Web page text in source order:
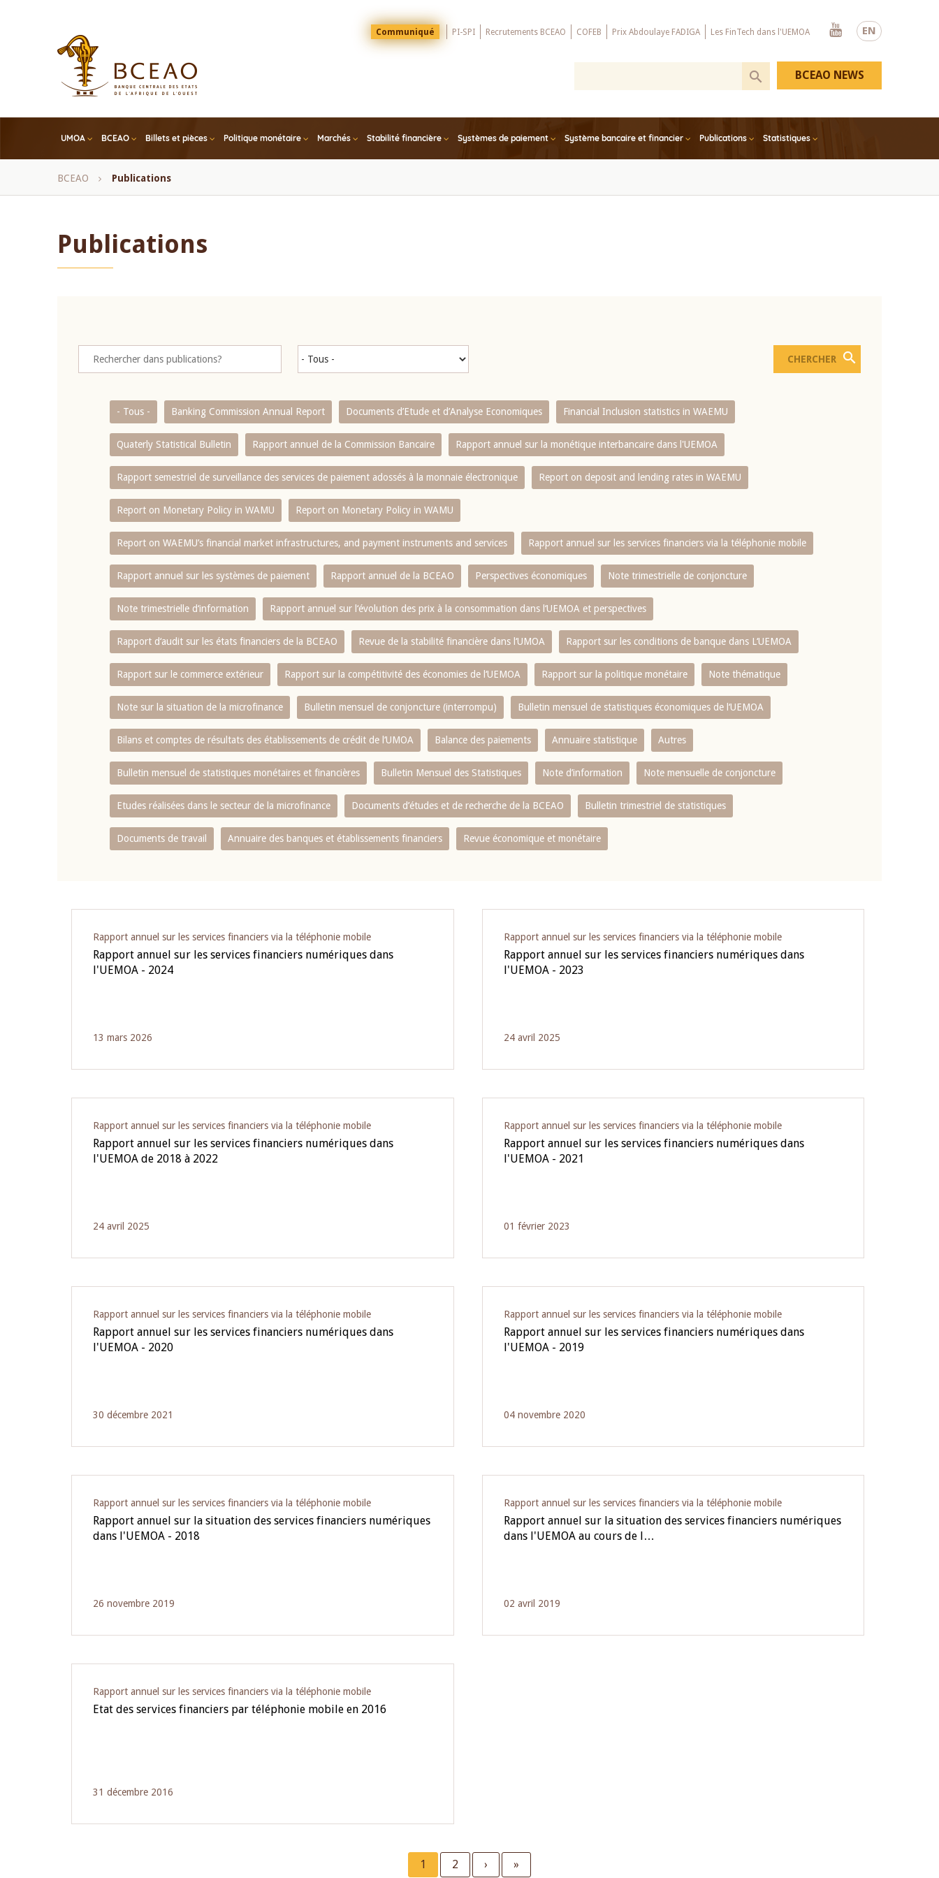
EN
Menu
Top
Communiqué PI-SPI Recrutements BCEAO COFEB Prix Abdoulaye FADIGA Les FinTech dans l'UEMOA
Youtube
UMOA BCEAO Billets et pièces Politique monétaire Marchés Stabilité financière Systèmes de paiement Système bancaire et financier Publications Statistiques
BCEAO NEWS
Fil
BCEAO Publications
Publications
- Tous - Banking Commission Annual Report Documents d’Etude et d’Analyse Economiques Financial Inclusion statistics in WAEMU
Quaterly Statistical Bulletin Rapport annuel de la Commission Bancaire Rapport annuel sur la monétique interbancaire dans l'UEMOA
Rapport semestriel de surveillance des services de paiement adossés à la monnaie électronique Report on deposit and lending rates in WAEMU
Report on Monetary Policy in WAMU Report on Monetary Policy in WAMU
Report on WAEMU’s financial market infrastructures, and payment instruments and services Rapport annuel sur les services financiers via la téléphonie mobile
Rapport annuel sur les systèmes de paiement Rapport annuel de la BCEAO Perspectives économiques Note trimestrielle de conjoncture
Note trimestrielle d‘information Rapport annuel sur l‘évolution des prix à la consommation dans l‘UEMOA et perspectives
Rapport d‘audit sur les états financiers de la BCEAO Revue de la stabilité financière dans l‘UMOA Rapport sur les conditions de banque dans L‘UEMOA
Rapport sur le commerce extérieur Rapport sur la compétitivité des économies de l‘UEMOA Rapport sur la politique monétaire Note thématique
Note sur la situation de la microfinance Bulletin mensuel de conjoncture (interrompu) Bulletin mensuel de statistiques économiques de l‘UEMOA
Bilans et comptes de résultats des établissements de crédit de l‘UMOA Balance des paiements Annuaire statistique Autres
Bulletin mensuel de statistiques monétaires et financières Bulletin Mensuel des Statistiques Note d’information Note mensuelle de conjoncture
Etudes réalisées dans le secteur de la microfinance Documents d’études et de recherche de la BCEAO Bulletin trimestriel de statistiques
Documents de travail Annuaire des banques et établissements financiers Revue économique et monétaire
Rapport annuel sur les services financiers via la téléphonie mobile
Rapport annuel sur les services financiers numériques dans
l'UEMOA - 2024
13 mars 2026
Rapport annuel sur les services financiers via la téléphonie mobile
Rapport annuel sur les services financiers numériques dans
l'UEMOA - 2023
24 avril 2025
Rapport annuel sur les services financiers via la téléphonie mobile
Rapport annuel sur les services financiers numériques dans
l'UEMOA de 2018 à 2022
24 avril 2025
Rapport annuel sur les services financiers via la téléphonie mobile
Rapport annuel sur les services financiers numériques dans
l'UEMOA - 2021
01 février 2023
Rapport annuel sur les services financiers via la téléphonie mobile
Rapport annuel sur les services financiers numériques dans
l'UEMOA - 2020
30 décembre 2021
Rapport annuel sur les services financiers via la téléphonie mobile
Rapport annuel sur les services financiers numériques dans
l'UEMOA - 2019
04 novembre 2020
Rapport annuel sur les services financiers via la téléphonie mobile
Rapport annuel sur la situation des services financiers numériques
dans l'UEMOA - 2018
26 novembre 2019
Rapport annuel sur les services financiers via la téléphonie mobile
Rapport annuel sur la situation des services financiers numériques
dans l'UEMOA au cours de l…
02 avril 2019
Rapport annuel sur les services financiers via la téléphonie mobile
Etat des services financiers par téléphonie mobile en 2016
31 décembre 2016
Current
1 Page
2
Next
›
Last
»